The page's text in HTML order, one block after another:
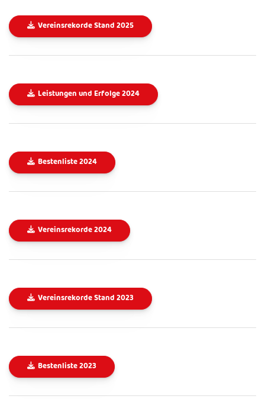
Vereinsrekorde Stand 2025
Leistungen und Erfolge 2024
Bestenliste 2024
Vereinsrekorde 2024
Vereinsrekorde Stand 2023
Bestenliste 2023